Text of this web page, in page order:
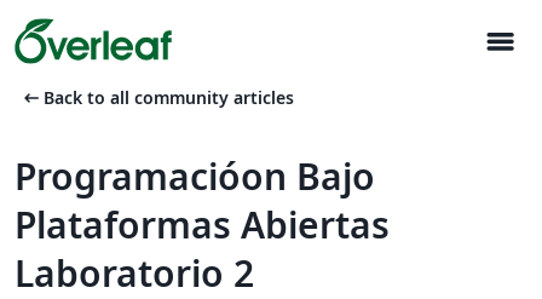
menu
arrow_left_alt Back to all community articles
Programacióon Bajo
Plataformas Abiertas
Laboratorio 2